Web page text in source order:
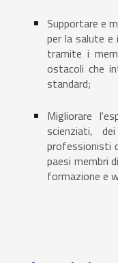
Supportare e
per la salute e
tramite i
ostacoli che
standard;
Migliorare
scienziati,
professionisti
paesi membri
formazione e